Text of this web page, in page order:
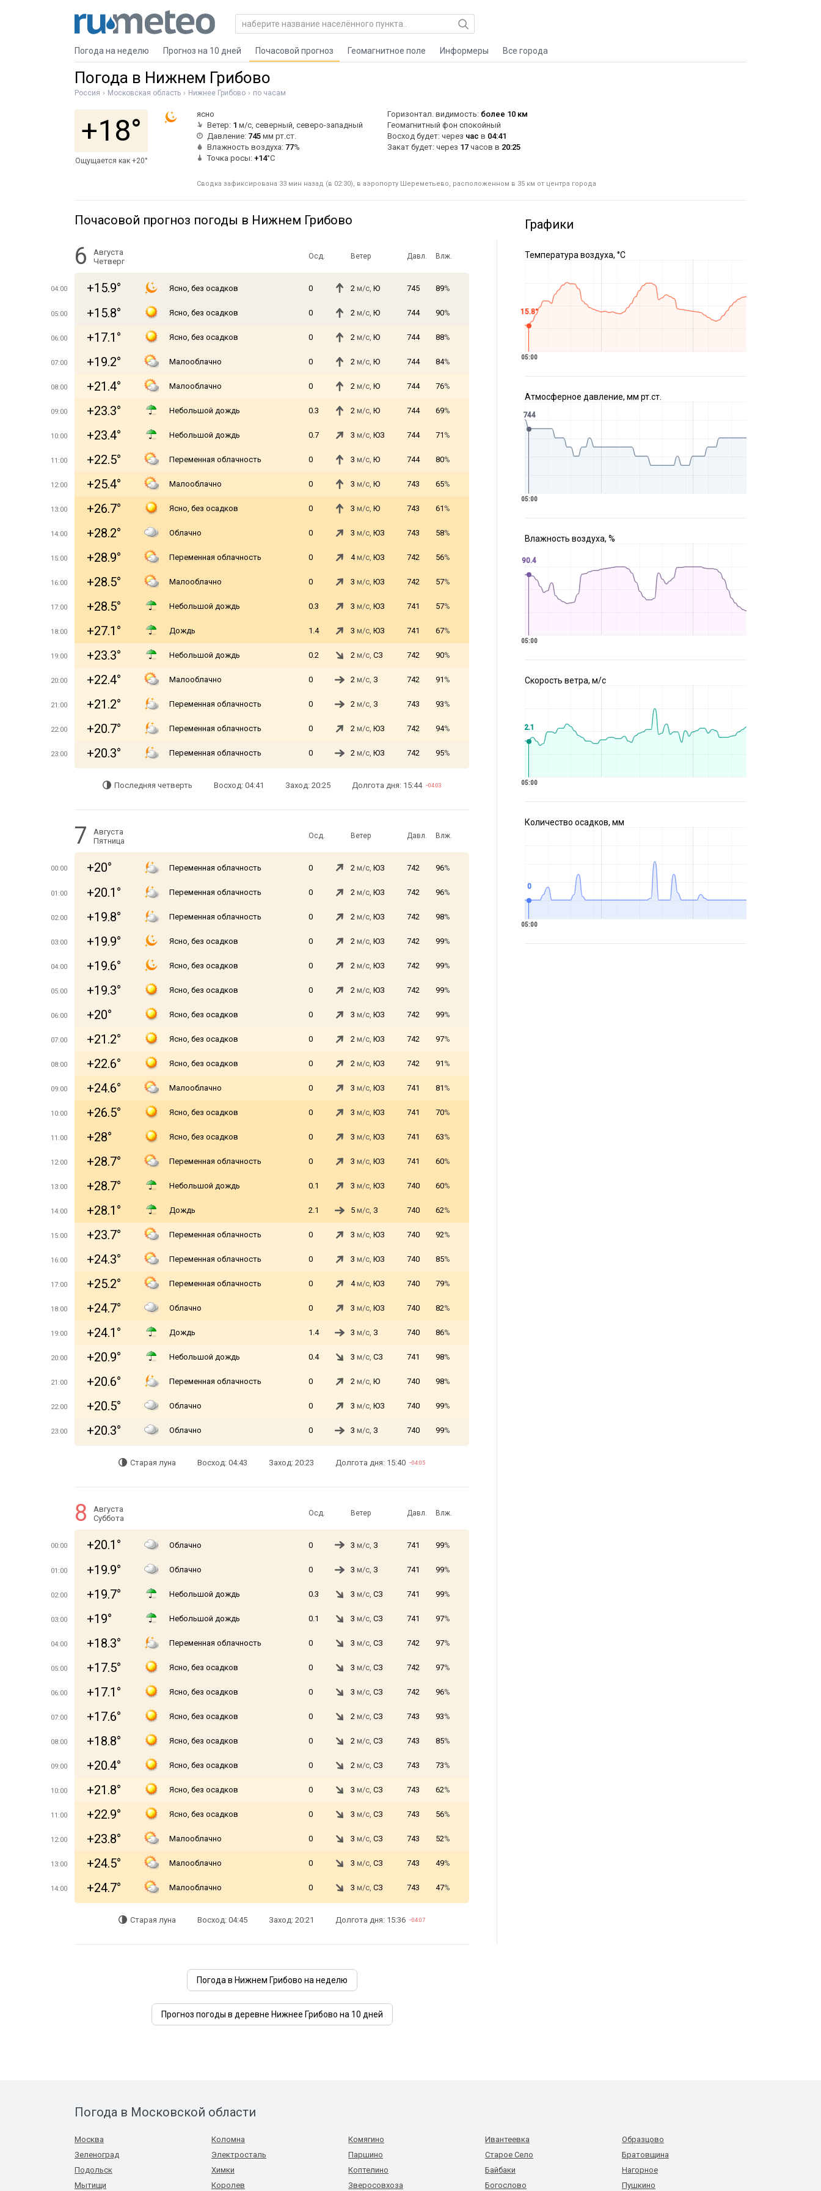
Погода на неделю Прогноз на 10 дней Почасовой прогноз Геомагнитное поле Информеры Все города
Погода в Нижнем Грибово
Россия Московская область Нижнее Грибово по часам
+18°
Ощущается как +20°
ясно
Ветер: 1 м/с, северный, северо-западный
Давление: 745 мм рт.ст.
Влажность воздуха: 77%
Точка росы: +14°C
Горизонтал. видимость: более 10 км
Геомагнитный фон спокойный
Восход будет: через час в 04:41
Закат будет: через 17 часов в 20:25
Сводка зафиксирована 33 мин назад (в 02:30), в аэропорту Шереметьево, расположенном в 35 км от центра города
Почасовой прогноз погоды в Нижнем Грибово
6
Августа
Четверг
Осд. Ветер Давл. Влж.
04:00 +15.9° Ясно, без осадков 0 2 м/с, Ю 745 89%
05:00 +15.8° Ясно, без осадков 0 2 м/с, Ю 744 90%
06:00 +17.1° Ясно, без осадков 0 2 м/с, Ю 744 88%
07:00 +19.2° Малооблачно 0 2 м/с, Ю 744 84%
08:00 +21.4° Малооблачно 0 2 м/с, Ю 744 76%
09:00 +23.3° Небольшой дождь 0.3 2 м/с, Ю 744 69%
10:00 +23.4° Небольшой дождь 0.7 3 м/с, ЮЗ 744 71 %
11:00 +22.5° Переменная облачность 0 3 м/с, Ю 744 80%
12:00 +25.4° Малооблачно 0 3 м/с, Ю 743 65%
13:00 +26.7° Ясно, без осадков 0 3 м/с, Ю 743 61 %
14:00 +28.2° Облачно 0 3 м/с, ЮЗ 743 58%
15:00 +28.9° Переменная облачность 0 4м/с, ЮЗ 742 56%
16:00 +28.5° Малооблачно 0 3 м/с, ЮЗ 742 57%
17:00 +28.5° Небольшой дождь 0.3 3 м/с, ЮЗ 741 57%
18:00 +27.1° Дождь 1.4 3 м/с, ЮЗ 741 67%
19:00 +23.3° Небольшой дождь 0.2 2 м/с, СЗ 742 90%
20:00 +22.4° Малооблачно 0 2 м/с, З 742 91 %
21:00 +21.2° Переменная облачность 0 2 м/с, З 743 93%
22:00 +20.7° Переменная облачность 0 2 м/с, ЮЗ 742 94%
23:00 +20.3° Переменная облачность 0 2 м/с, ЮЗ 742 95%
Последняя четверть Восход: 04:41 Заход: 20:25 Долгота дня: 15:44 −04:03
7
Августа
Пятница
Осд. Ветер Давл. Влж.
00:00 +20° Переменная облачность 0 2 м/с, ЮЗ 742 96%
01:00 +20.1° Переменная облачность 0 2 м/с, ЮЗ 742 96%
02:00 +19.8° Переменная облачность 0 2 м/с, ЮЗ 742 98%
03:00 +19.9° Ясно, без осадков 0 2 м/с, ЮЗ 742 99%
04:00 +19.6° Ясно, без осадков 0 2 м/с, ЮЗ 742 99%
05:00 +19.3° Ясно, без осадков 0 2 м/с, ЮЗ 742 99%
06:00 +20° Ясно, без осадков 0 3 м/с, ЮЗ 742 99%
07:00 +21.2° Ясно, без осадков 0 2 м/с, ЮЗ 742 97%
08:00 +22.6° Ясно, без осадков 0 2 м/с, ЮЗ 742 91 %
09:00 +24.6° Малооблачно 0 3 м/с, ЮЗ 741 81 %
10:00 +26.5° Ясно, без осадков 0 3 м/с, ЮЗ 741 70%
11:00 +28° Ясно, без осадков 0 3 м/с, ЮЗ 741 63%
12:00 +28.7° Переменная облачность 0 3 м/с, ЮЗ 741 60%
13:00 +28.7° Небольшой дождь 0.1 3 м/с, ЮЗ 740 60%
14:00 +28.1° Дождь 2.1 5 м/с, З 740 62%
15:00 +23.7° Переменная облачность 0 3 м/с, ЮЗ 740 92%
16:00 +24.3° Переменная облачность 0 3 м/с, ЮЗ 740 85%
17:00 +25.2° Переменная облачность 0 4м/с, ЮЗ 740 79%
18:00 +24.7° Облачно 0 3 м/с, ЮЗ 740 82%
19:00 +24.1° Дождь 1.4 3 м/с, З 740 86%
20:00 +20.9° Небольшой дождь 0.4 3 м/с, СЗ 741 98%
21:00 +20.6° Переменная облачность 0 2 м/с, Ю 740 98%
22:00 +20.5° Облачно 0 3 м/с, ЮЗ 740 99%
23:00 +20.3° Облачно 0 3 м/с, З 740 99%
Старая луна Восход: 04:43 Заход: 20:23 Долгота дня: 15:40 −04:05
8
Августа
Суббота
Осд. Ветер Давл. Влж.
00:00 +20.1° Облачно 0 3 м/с, З 741 99%
01:00 +19.9° Облачно 0 3 м/с, З 741 99%
02:00 +19.7° Небольшой дождь 0.3 3 м/с, СЗ 741 99%
03:00 +19° Небольшой дождь 0.1 3 м/с, СЗ 741 97%
04:00 +18.3° Переменная облачность 0 3 м/с, СЗ 742 97%
05:00 +17.5° Ясно, без осадков 0 3 м/с, СЗ 742 97%
06:00 +17.1° Ясно, без осадков 0 3 м/с, СЗ 742 96%
07:00 +17.6° Ясно, без осадков 0 2 м/с, СЗ 743 93%
08:00 +18.8° Ясно, без осадков 0 2 м/с, СЗ 743 85%
09:00 +20.4° Ясно, без осадков 0 2 м/с, СЗ 743 73%
10:00 +21.8° Ясно, без осадков 0 3 м/с, СЗ 743 62%
11:00 +22.9° Ясно, без осадков 0 3 м/с, СЗ 743 56%
12:00 +23.8° Малооблачно 0 3 м/с, СЗ 743 52%
13:00 +24.5° Малооблачно 0 3 м/с, СЗ 743 49%
14:00 +24.7° Малооблачно 0 3 м/с, СЗ 743 47%
Старая луна Восход: 04:45 Заход: 20:21 Долгота дня: 15:36 −04:07
Погода в Нижнем Грибово на неделю
Прогноз погоды в деревне Нижнее Грибово на 10 дней
Графики
Температура воздуха, °C
15.8°
05:00
Атмосферное давление, мм рт.ст.
744
05:00
Влажность воздуха, %
90.4
05:00
Скорость ветра, м/с
2.1
05:00
Количество осадков, мм
0
05:00
Погода в Московской области
Москва
Зеленоград
Подольск
Мытищи
Коломна
Электросталь
Химки
Королев
Комягино
Паршино
Коптелино
Зверосовхоза
Ивантеевка
Старое Село
Байбаки
Богослово
Образцово
Братовщина
Нагорное
Пушкино